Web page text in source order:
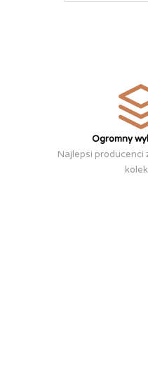
Ogromny
Najlepsi producenci